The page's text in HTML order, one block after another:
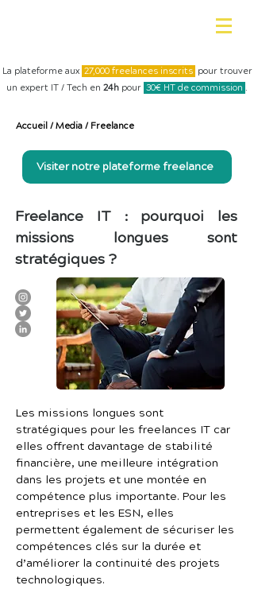
La plateforme aux 27,000 freelances inscrits pour trouver
un expert IT / Tech en 24h pour 30€ HT de commission .
Accueil / Media / Freelance
Visiter notre plateforme freelance
Freelance IT : pourquoi les
missions longues sont
stratégiques ?
Les missions longues sont
stratégiques pour les freelances IT car
elles offrent davantage de stabilité
financière, une meilleure intégration
dans les projets et une montée en
compétence plus importante. Pour les
entreprises et les ESN, elles
permettent également de sécuriser les
compétences clés sur la durée et
d’améliorer la continuité des projets
technologiques.